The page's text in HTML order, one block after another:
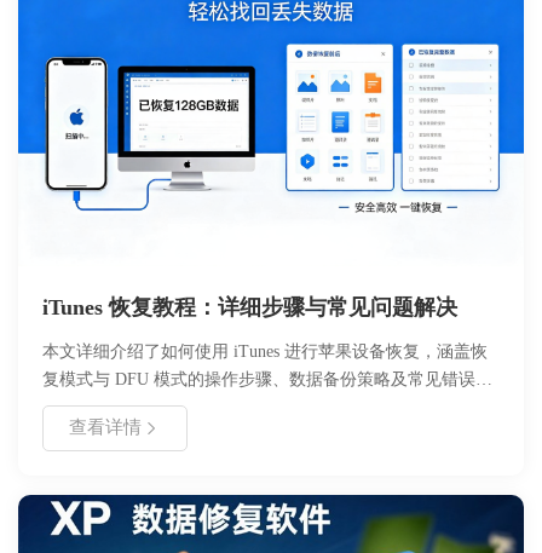
iTunes 恢复教程：详细步骤与常见问题解决
本文详细介绍了如何使用 iTunes 进行苹果设备恢复，涵盖恢
复模式与 DFU 模式的操作步骤、数据备份策略及常见错误代
码解决方案。适用于设备白苹果、系统卡顿或无法开机等场
景，帮助用户安全高效地修复系统问题，同时最大程度保留重
查看详情